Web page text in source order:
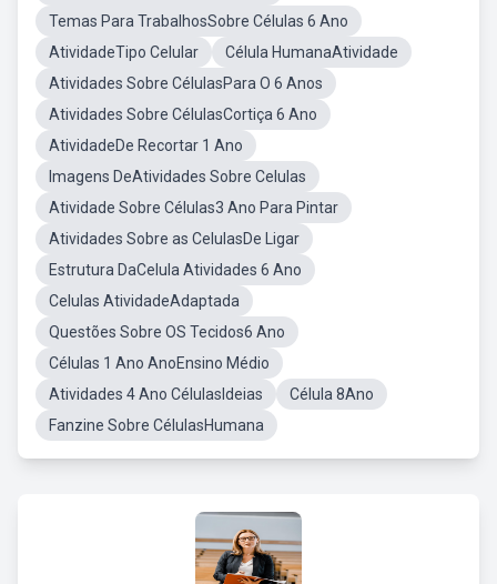
Temas Para TrabalhosSobre Células 6 Ano
AtividadeTipo Celular
Célula HumanaAtividade
Atividades Sobre CélulasPara O 6 Anos
Atividades Sobre CélulasCortiça 6 Ano
AtividadeDe Recortar 1 Ano
Imagens DeAtividades Sobre Celulas
Atividade Sobre Células3 Ano Para Pintar
Atividades Sobre as CelulasDe Ligar
Estrutura DaCelula Atividades 6 Ano
Celulas AtividadeAdaptada
Questões Sobre OS Tecidos6 Ano
Células 1 Ano AnoEnsino Médio
Atividades 4 Ano CélulasIdeias
Célula 8Ano
Fanzine Sobre CélulasHumana